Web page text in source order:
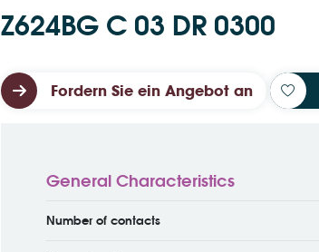
Z624BG C 03 DR 0300
Fordern Sie ein Angebot an
General Characteristics
Number of contacts